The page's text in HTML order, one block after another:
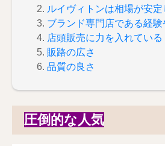
ルイヴィトンは相場が安定
ブランド専門店である経験
店頭販売に力を入れている
販路の広さ
品質の良さ
圧倒的な人気